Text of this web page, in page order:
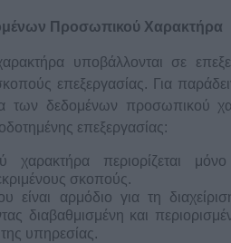
Προσωπικού Χαρακτήρα
υποβάλλονται σε
επεξεργασίας. Για
των δεδομένων προσωπικού
επεξεργασίας:
περιορίζεται
σκοπούς.
αρμόδιο για τη
διαβαθμισμένη και
υπηρεσίας.